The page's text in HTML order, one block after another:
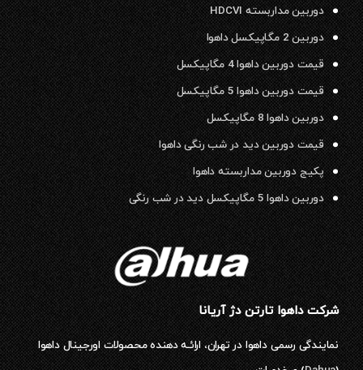
دوربین مداربسته HDCVI
دوربین 2 مگاپیکسل داهوا
قیمت دوربین داهوا 4 مگاپیکسل
قیمت دوربین داهوا 5 مگاپیکسل
دوربین داهوا 8 مگاپیکسل
قیمت دوربین دید در شب رنگی داهوا
پکیج دوربین مداربسته داهوا
دوربین داهوا 5 مگاپیکسل دید در شب رنگی
شرکت داهوا تارتن دژ آریانا
نمایندگی رسمی داهوا در تهران، ارائـه دهنده محصولات اورجینال داهوا